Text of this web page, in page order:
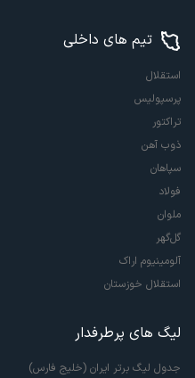
تیم های داخلی
استقلال
پرسپولیس
تراکتور
ذوب آهن
سپاهان
فولاد
ملوان
گل‌گهر
آلومینیوم اراک
استقلال خوزستان
لیگ های پرطرفدار
جدول لیگ برتر ایران (خلیج فارس)